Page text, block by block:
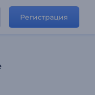
Регистрация